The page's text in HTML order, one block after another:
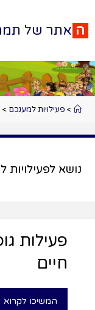
ה אתר של תמ
> פעילויות למענכם >
נושא לפעילויות
פעילות
חיים
המשיכו לקרוא